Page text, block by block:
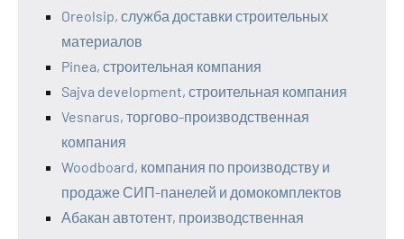
Oreolsip, служба доставки строительных
материалов
Pinea, строительная компания
Sajva development, строительная компания
Vesnarus, торгово-производственная
компания
Woodboard, компания по производству и
продаже СИП-панелей и домокомплектов
Абакан автотент, производственная